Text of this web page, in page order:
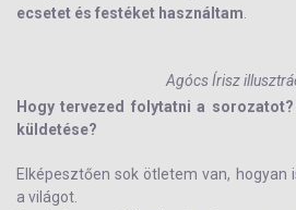
ecsetet és festéket használtam.
Agócs Írisz
Hogy tervezed folytatni a
küldetése?
Elképesztően sok ötletem van, hogyan
a világot.